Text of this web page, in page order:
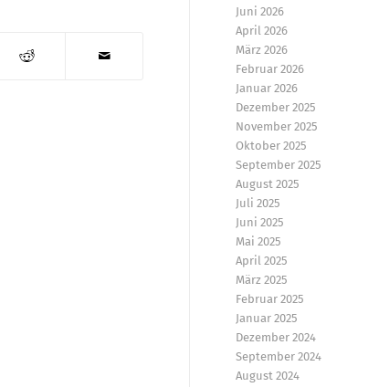
Juni 2026
April 2026
März 2026
Februar 2026
Januar 2026
Dezember 2025
November 2025
Oktober 2025
September 2025
August 2025
Juli 2025
Juni 2025
Mai 2025
April 2025
März 2025
Februar 2025
Januar 2025
Dezember 2024
September 2024
August 2024